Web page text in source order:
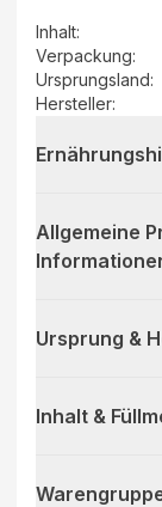
Inhalt:
Verpackung:
Ursprungsland:
Hersteller:
Allgemeine
Ursprung &
Inhalt &